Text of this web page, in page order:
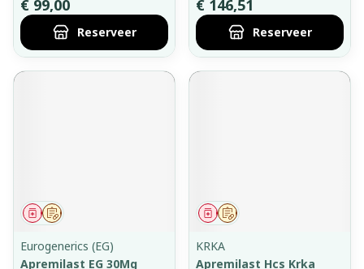
€ 99,00
Reserveer
€ 146,51
Reserveer
Op voorschrift
Geneesmiddel
Eurogenerics (EG)
Apremilast EG 30Mg
Op voorschrift
Geneesmiddel
KRKA
Apremilast Hcs Krka